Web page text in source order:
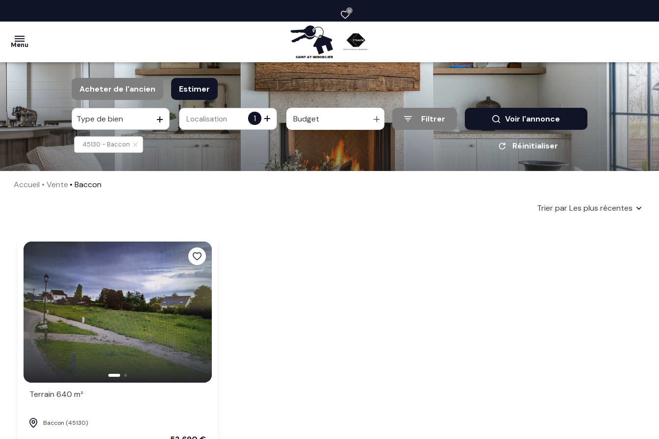
0
Menu
vendre
la
société
nos
Acheter de l'ancien
De l'ancien
Estimer
Type de bien 1
Localisation Budget Filtrer Voir l'annonce
45130 - Baccon Réinitialiser
Accueil Vente Baccon
Trier par Les plus récentes
Terrain 640 m²
Baccon (45130)